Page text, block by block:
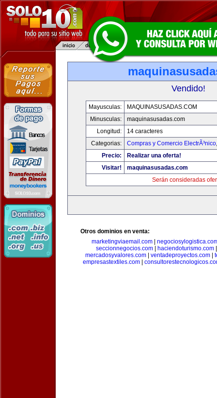
Vendido!
Mayusculas:
MAQUINASUSADAS.COM
Minusculas:
maquinasusadas.com
Longitud:
14 caracteres
Categorias:
Compras y Comercio ElectrÃ³nico
Precio:
Realizar una oferta!
Visitar!
maquinasusadas.com
Serán consideradas
Otros dominios en venta:
marketingviaemail.com|
seccionnegocios.com
haciendoturismo.com
mercadosyvalores.com| ventadeproyectos.com|
empresastextiles.com|